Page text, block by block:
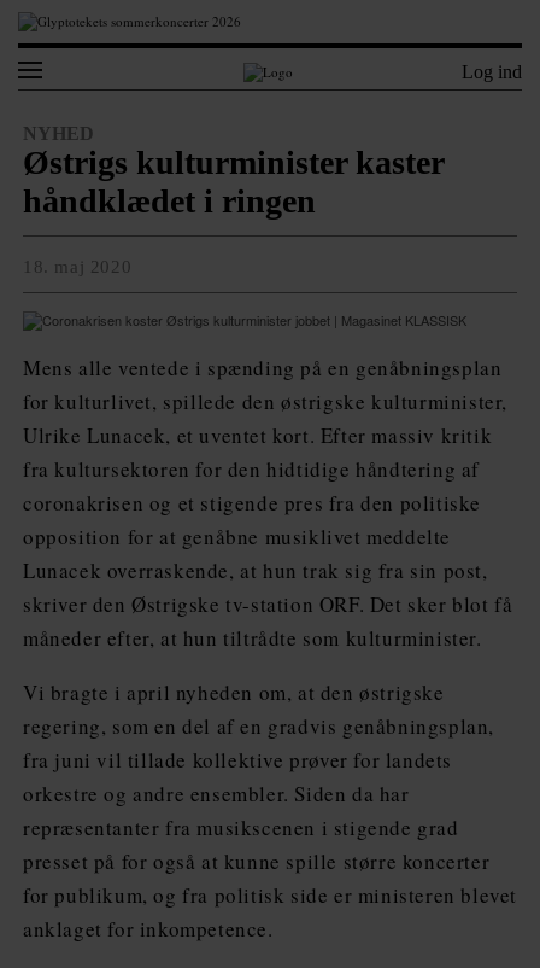
Log ind
NYHED
Østrigs kulturminister kaster
håndklædet i ringen
18. maj 2020
Mens alle ventede i spænding på en genåbningsplan
for kulturlivet, spillede den østrigske kulturminister,
Ulrike Lunacek, et uventet kort. Efter massiv kritik
fra kultursektoren for den hidtidige håndtering af
coronakrisen og et stigende pres fra den politiske
opposition for at genåbne musiklivet meddelte
Lunacek overraskende, at hun trak sig fra sin post,
skriver den Østrigske tv-station ORF. Det sker blot få
måneder efter, at hun tiltrådte som kulturminister.
Vi bragte i april nyheden om, at den østrigske
regering, som en del af en gradvis genåbningsplan,
fra juni vil tillade kollektive prøver for landets
orkestre og andre ensembler. Siden da har
repræsentanter fra musikscenen i stigende grad
presset på for også at kunne spille større koncerter
for publikum, og fra politisk side er ministeren blevet
anklaget for inkompetence.